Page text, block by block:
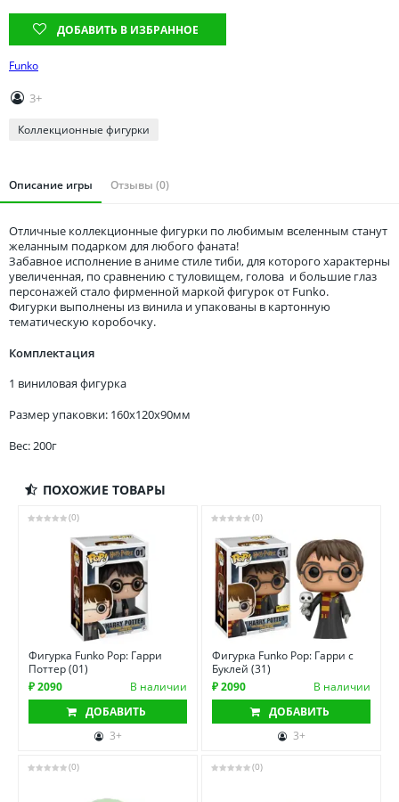
Томская область
Тюменская область
ДОБАВИТЬ В ИЗБРАННОЕ
Funko
3+
Коллекционные фигурки
Описание игры Отзывы (0)
Отличные коллекционные фигурки по любимым вселенным станут
желанным подарком для любого фаната!
Забавное исполнение в аниме стиле тиби, для которого характерны
увеличенная, по сравнению с туловищем, голова и большие глаз
персонажей стало фирменной маркой фигурок от Funko.
Фигурки выполнены из винила и упакованы в картонную
тематическую коробочку.
Комплектация
1 виниловая фигурка
Размер упаковки: 160x120x90мм
Вес: 200г
ПОХОЖИЕ ТОВАРЫ
(0)
Фигурка Funko Pop: Гарри
Поттер (01)
₽ 2090
В наличии
ДОБАВИТЬ
3+
(0)
Фигурка Funko Pop: Гарри с
Буклей (31)
₽ 2090
В наличии
ДОБАВИТЬ
3+
(0) (0)